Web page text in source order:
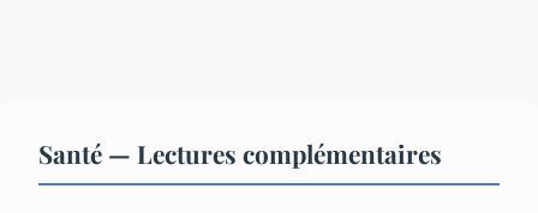
Santé — Lectures complémentaires